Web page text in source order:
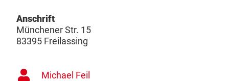
Anschrift
Münchener Str. 15
83395 Freilassing
Michael Feil